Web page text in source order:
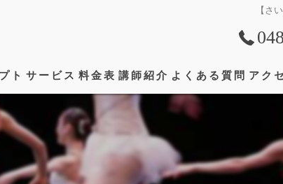
【さ
ト サービス 料金表 講師紹介 よくある質問 アク
漫